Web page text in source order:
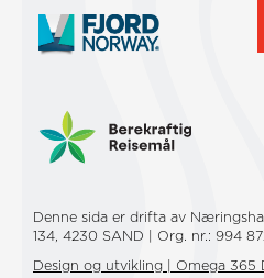
Denne sida er drifta av
134, 4230 SAND | Org. nr.: 994
Design og utvikling | Omega 365